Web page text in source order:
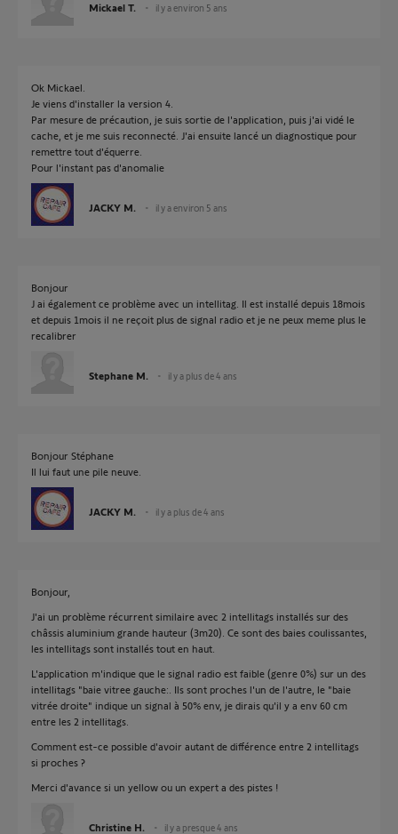
Mickael T. il y a environ 5 ans
Ok Mickael.
Je viens d'installer la version 4.
Par mesure de précaution, je suis sortie de l'application, puis j'ai vidé le
cache, et je me suis reconnecté. J'ai ensuite lancé un diagnostique pour
remettre tout d'équerre.
Pour l'instant pas d'anomalie
JACKY M. il y a environ 5 ans
Bonjour
J ai également ce problème avec un intellitag. Il est installé depuis 18mois
et depuis 1mois il ne reçoit plus de signal radio et je ne peux meme plus le
recalibrer
Stephane M. il y a plus de 4 ans
Bonjour Stéphane
Il lui faut une pile neuve.
JACKY M. il y a plus de 4 ans
Bonjour,
J'ai un problème récurrent similaire avec 2 intellitags installés sur des
châssis aluminium grande hauteur (3m20). Ce sont des baies coulissantes,
les intellitags sont installés tout en haut.
L'application m'indique que le signal radio est faible (genre 0%) sur un des
intellitags "baie vitree gauche:. Ils sont proches l'un de l'autre, le "baie
vitrée droite" indique un signal à 50% env, je dirais qu'il y a env 60 cm
entre les 2 intellitags.
Comment est-ce possible d'avoir autant de différence entre 2 intellitags
si proches ?
Merci d'avance si un yellow ou un expert a des pistes !
Christine H. il y a presque 4 ans